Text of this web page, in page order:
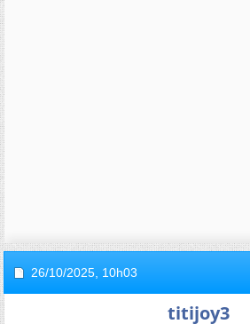
26/10/2025, 10h03
titijoy3